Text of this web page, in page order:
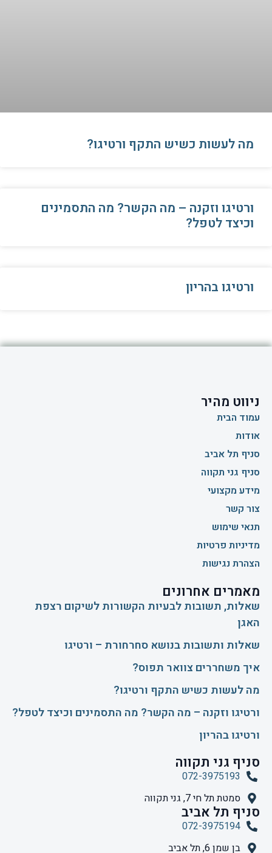
​מה לעשות כשיש התקף ורטיגו?
ורטיגו וזקנה – מה הקשר? מה התסמינים
וכיצד לטפל?
ורטיגו בהריון
ניווט מהיר
עמוד הבית
אודות
סניף תל אביב
סניף גני תקווה
מידע מקצועי
צור קשר
תנאי שימוש
מדיניות פרטיות
הצהרת נגישות
מאמרים אחרונים
שאלות, תשובות לבעיות הקשורות לשיקום רצפת
האגן
שאלות ותשובות בנושא סחרחורת – ורטיגו
איך משחררים צוואר תפוס?
​מה לעשות כשיש התקף ורטיגו?
ורטיגו וזקנה – מה הקשר? מה התסמינים וכיצד לטפל?
ורטיגו בהריון
סניף גני תקווה
072-3975193
סמטת תל חי 7, גני תקווה
סניף תל אביב
072-3975194
בן שמן 6, תל אביב